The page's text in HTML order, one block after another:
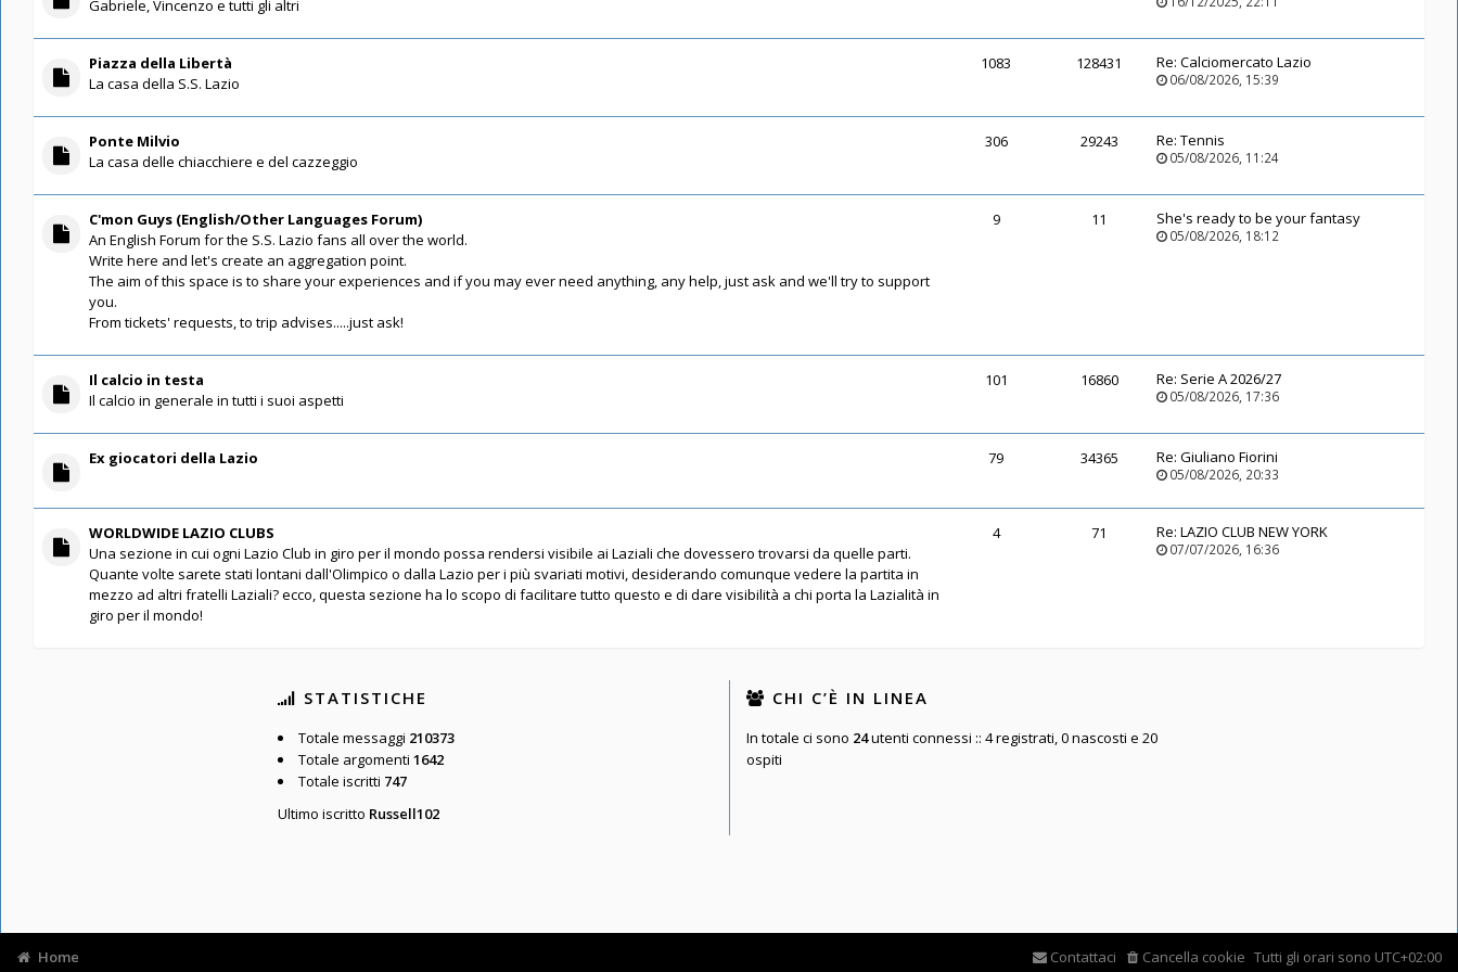
Gabriele, Vincenzo e tutti gli altri
Piazza della Libertà
La casa della S.S. Lazio
1083 128431 Re: Calciomercato Lazio
06/08/2026, 15:39
Ponte Milvio
La casa delle chiacchiere e del cazzeggio
306 29243 Re: Tennis
05/08/2026, 11:24
C'mon Guys (English/Other Languages Forum)
An English Forum for the S.S. Lazio fans all over the world.
Write here and let's create an aggregation point.
The aim of this space is to share your experiences and if you may ever need anything, any help, just ask and we'll try to support
you.
From tickets' requests, to trip advises.....just ask!
9 11 She's ready to be your fantasy
05/08/2026, 18:12
Il calcio in testa
Il calcio in generale in tutti i suoi aspetti
101 16860 Re: Serie A 2026/27
05/08/2026, 17:36
Ex giocatori della Lazio 79 34365 Re: Giuliano Fiorini
05/08/2026, 20:33
WORLDWIDE LAZIO CLUBS
Una sezione in cui ogni Lazio Club in giro per il mondo possa rendersi visibile ai Laziali che dovessero trovarsi da quelle parti.
Quante volte sarete stati lontani dall'Olimpico o dalla Lazio per i più svariati motivi, desiderando comunque vedere la partita in
mezzo ad altri fratelli Laziali? ecco, questa sezione ha lo scopo di facilitare tutto questo e di dare visibilità a chi porta la Lazialità in
giro per il mondo!
4 71 Re: LAZIO CLUB NEW YORK
07/07/2026, 16:36
STATISTICHE
Totale messaggi 210373
Totale argomenti 1642
Totale iscritti 747
Ultimo iscritto Russell102
CHI C’È IN LINEA
In totale ci sono 24utenti connessi :: 4 registrati, 0 nascosti e 20
ospiti
Home Tutti gli orari sono UTC+02:00
Cancella cookie
Contattaci